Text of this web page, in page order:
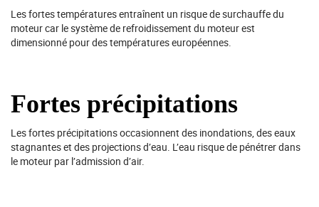
Les fortes températures entraînent un risque de surchauffe du
moteur car le système de refroidissement du moteur est
dimensionné pour des températures européennes.
Fortes précipitations
Les fortes précipitations occasionnent des inondations, des eaux
stagnantes et des projections d’eau. L’eau risque de pénétrer dans
le moteur par l’admission d’air.